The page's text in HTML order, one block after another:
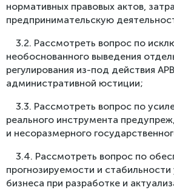
нормативных правовых актов,
предпринимательскую
3.2. Рассмотреть вопрос по
необоснованного выведения
регулирования из-под действия
административной юстиции;
3.3. Рассмотреть вопрос по
реального инструмента
и несоразмерного
3.4. Рассмотреть вопрос по
прогнозируемости и стабильности
бизнеса при разработке и